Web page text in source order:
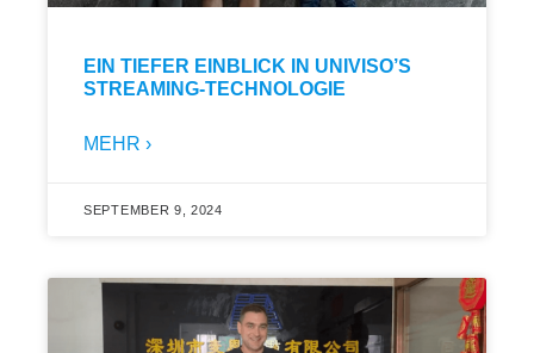
EIN TIEFER EINBLICK IN UNIVISO’S
STREAMING-TECHNOLOGIE
MEHR ›
SEPTEMBER 9, 2024